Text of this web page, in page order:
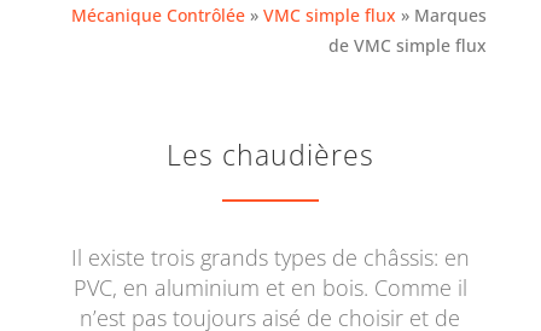
Mécanique Contrôlée »VMC simple flux » Marques
de VMC simple flux
Les chaudières
Il existe trois grands types de châssis: en
PVC, en aluminium et en bois. Comme il
n’est pas toujours aisé de choisir et de